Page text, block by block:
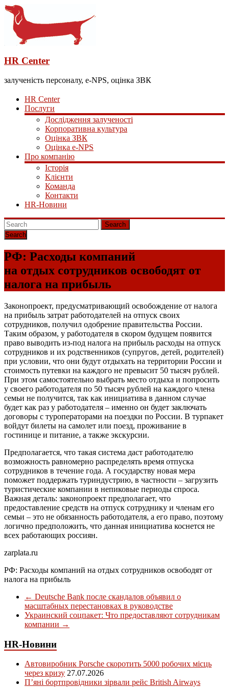
HR Center
залученість персоналу, e-NPS, оцінка ЗВК
HR Center
Послуги
Дослідження залученості
Корпоративна культура
Оцінка ЗВК
Оцінка e-NPS
Про компанію
Історія
Клієнти
Команда
Контакти
HR-Новини
Search
РФ: Расходы компаний
на отдых сотрудников освободят от
налога на прибыль
Законопроект, предусматривающий освобождение от налога
на прибыль затрат работодателей на отпуск своих
сотрудников, получил одобрение правительства России.
Таким образом, у работодателя в скором будущем появится
право выводить из-под налога на прибыль расходы на отпуск
сотрудников и их родственников (супругов, детей, родителей)
при условии, что они будут отдыхать на территории России и
стоимость путевки на каждого не превысит 50 тысяч рублей.
При этом самостоятельно выбрать место отдыха и попросить
у своего работодателя по 50 тысяч рублей на каждого члена
семьи не получится, так как инициатива в данном случае
будет как раз у работодателя – именно он будет заключать
договоры с туроператорами на поездки по России. В турпакет
войдут билеты на самолет или поезд, проживание в
гостинице и питание, а также экскурсии.
Предполагается, что такая система даст работодателю
возможность равномерно распределять время отпуска
сотрудников в течение года. А государству новая мера
поможет поддержать туриндустрию, в частности – загрузить
туристические компании в непиковые периоды спроса.
Важная деталь: законопроект предполагает, что
предоставление средств на отпуск сотруднику и членам его
семьи – это не обязанность работодателя, а его право, поэтому
логично предположить, что данная инициатива коснется не
всех работающих россиян.
zarplata.ru
РФ: Расходы компаний на отдых сотрудников освободят от
налога на прибыль
← Deutsche Bank после скандалов объявил о
масштабных перестановках в руководстве
Украинский соцпакет: Что предоставляют сотрудникам
компании →
HR-Новини
Автовиробник Porsche скоротить 5000 робочих місць
через кризу 27.07.2026
П’яні бортпровідники зірвали рейс British Airways